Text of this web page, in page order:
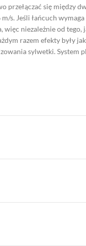
przełączać się między
s. Jeśli łańcuch
niezależnie od
razem efekty były
sylwetki. System